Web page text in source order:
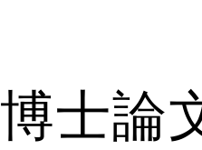
博士論